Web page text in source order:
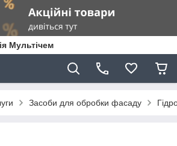
Мультічем
Засоби для обробки фасаду